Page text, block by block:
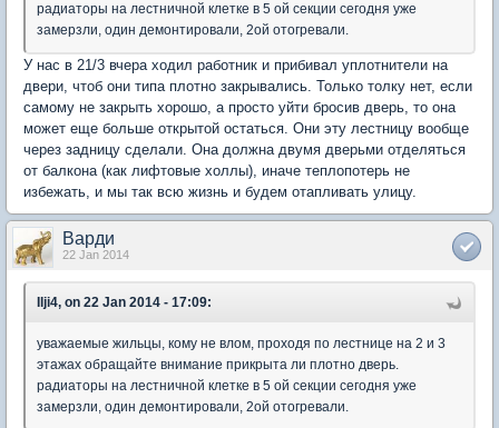
радиаторы на лестничной клетке в 5 ой секции сегодня уже
замерзли, один демонтировали, 2ой отогревали.
У нас в 21/3 вчера ходил работник и прибивал уплотнители на
двери, чтоб они типа плотно закрывались. Только толку нет, если
самому не закрыть хорошо, а просто уйти бросив дверь, то она
может еще больше открытой остаться. Они эту лестницу вообще
через задницу сделали. Она должна двумя дверьми отделяться
от балкона (как лифтовые холлы), иначе теплопотерь не
избежать, и мы так всю жизнь и будем отапливать улицу.
Варди
22 Jan 2014
Ilji4, on 22 Jan 2014 - 17:09:
уважаемые жильцы, кому не влом, проходя по лестнице на 2 и 3
этажах обращайте внимание прикрыта ли плотно дверь.
радиаторы на лестничной клетке в 5 ой секции сегодня уже
замерзли, один демонтировали, 2ой отогревали.